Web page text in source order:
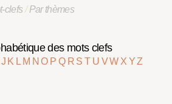
clefs/Par thèmes
des mots clefs
J K L M NO P Q R ST U VW X YZ